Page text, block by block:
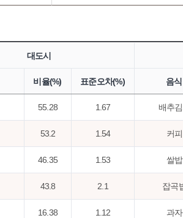
대도시
비율(%) 표준오차(%) 음식
55.28 1.67 배추
53.2 1.54 커피
46.35 1.53 쌀밥
43.8 2.1 잡곡
16.38 1.12 과자